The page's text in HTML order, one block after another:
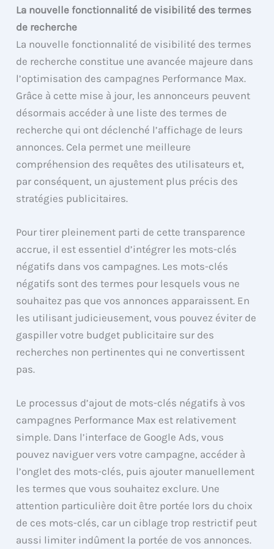
La nouvelle fonctionnalité de visibilité des termes
de recherche
La nouvelle fonctionnalité de visibilité des termes
de recherche constitue une avancée majeure dans
l’optimisation des campagnes Performance Max.
Grâce à cette mise à jour, les annonceurs peuvent
désormais accéder à une liste des termes de
recherche qui ont déclenché l’affichage de leurs
annonces. Cela permet une meilleure
compréhension des requêtes des utilisateurs et,
par conséquent, un ajustement plus précis des
stratégies publicitaires.
Pour tirer pleinement parti de cette transparence
accrue, il est essentiel d’intégrer les mots-clés
négatifs dans vos campagnes. Les mots-clés
négatifs sont des termes pour lesquels vous ne
souhaitez pas que vos annonces apparaissent. En
les utilisant judicieusement, vous pouvez éviter de
gaspiller votre budget publicitaire sur des
recherches non pertinentes qui ne convertissent
pas.
Le processus d’ajout de mots-clés négatifs à vos
campagnes Performance Max est relativement
simple. Dans l’interface de Google Ads, vous
pouvez naviguer vers votre campagne, accéder à
l’onglet des mots-clés, puis ajouter manuellement
les termes que vous souhaitez exclure. Une
attention particulière doit être portée lors du choix
de ces mots-clés, car un ciblage trop restrictif peut
aussi limiter indûment la portée de vos annonces.